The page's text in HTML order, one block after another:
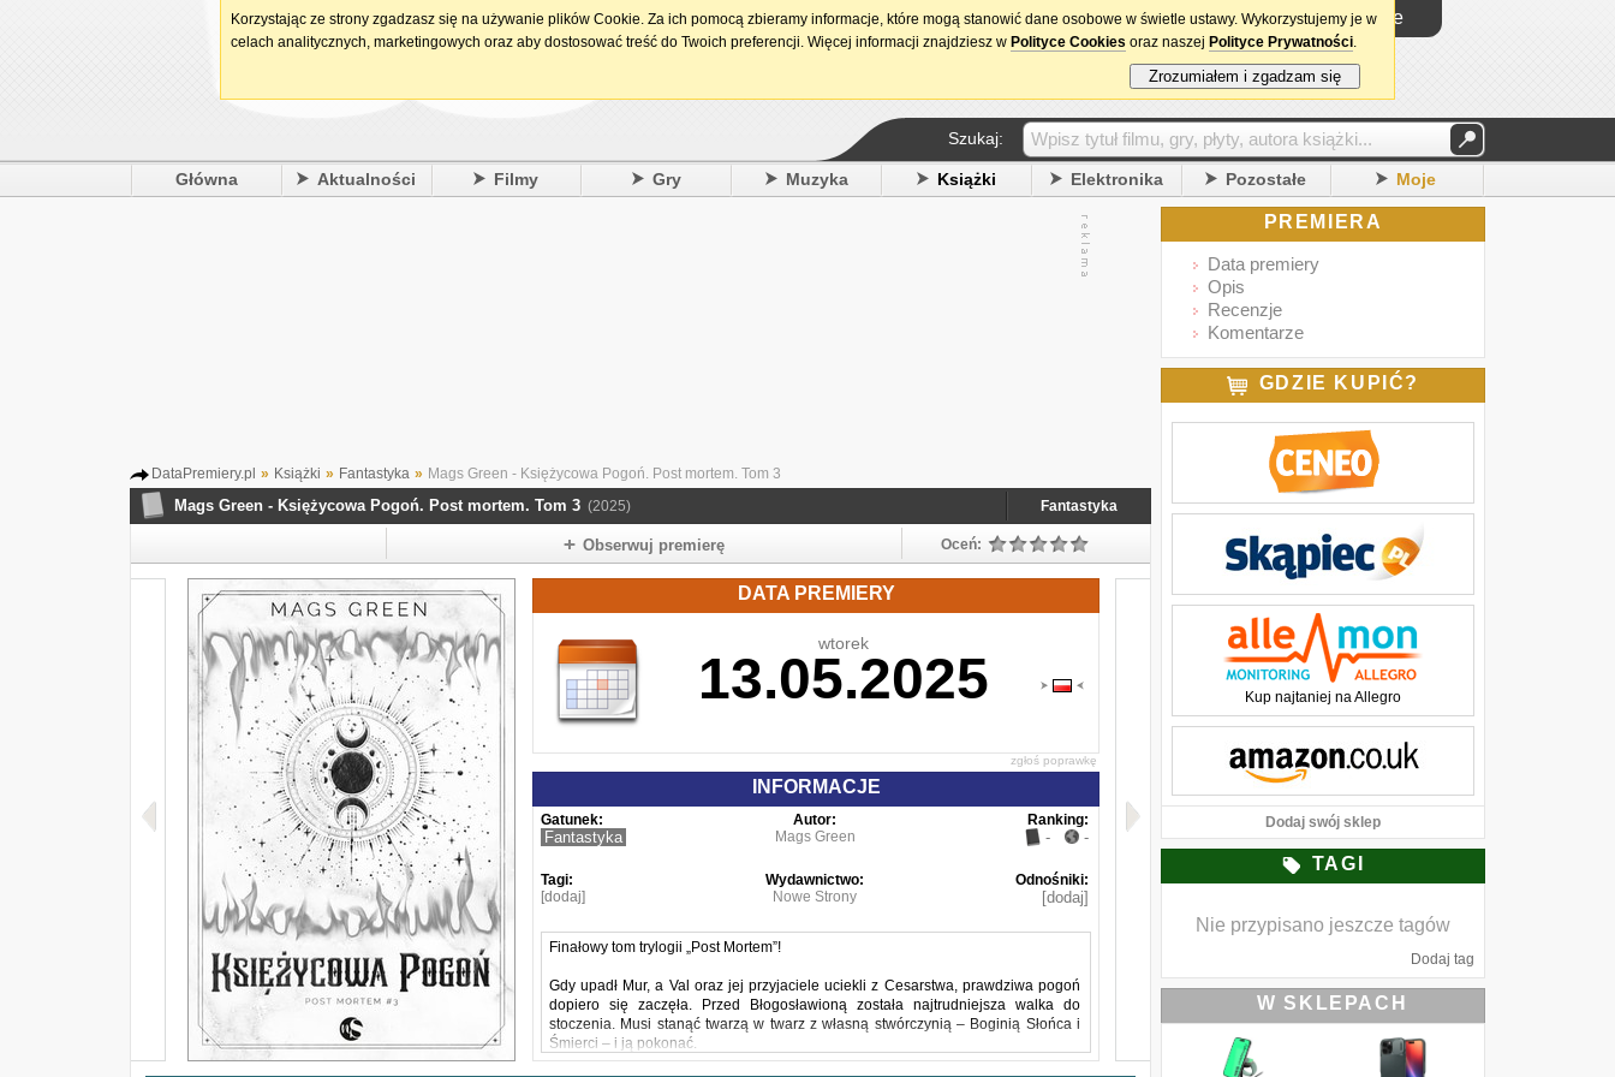
15. urodziny DataPremiery.pl Logowanie
Szukaj:
Główna Aktualności Filmy Gry Muzyka Książki Elektronika Pozostałe Moje
DataPremiery.pl » Książki » Fantastyka » Mags Green - Księżycowa Pogoń. Post mortem. Tom 3
Mags Green - Księżycowa Pogoń. Post mortem. Tom 3 (2025) Fantastyka
Obserwuj premierę Oceń:
DATA PREMIERY
wtorek
13.05.2025
zgłoś poprawkę
INFORMACJE
Gatunek:
Fantastyka
Autor:
Mags Green
Ranking:
- -
Tagi:
[dodaj]
Wydawnictwo:
Nowe Strony
Odnośniki:
[dodaj]
Finałowy tom trylogii „Post Mortem”!
Gdy upadł Mur, a Val oraz jej przyjaciele uciekli z Cesarstwa, prawdziwa pogoń
dopiero się zaczęła. Przed Błogosławioną została najtrudniejsza walka do
stoczenia. Musi stanąć twarzą w twarz z własną stwórczynią – Boginią Słońca i
Śmierci – i ją pokonać.
PREMIERA
Data premiery
Opis
Recenzje
Komentarze
GDZIE KUPIĆ?
Kup najtaniej na Allegro
Dodaj swój sklep
TAGI
Nie przypisano jeszcze tagów
Dodaj tag
W SKLEPACH
Korzystając ze strony zgadzasz się na używanie plików Cookie. Za ich pomocą zbieramy informacje, które mogą stanowić dane osobowe w świetle ustawy. Wykorzystujemy je w
celach analitycznych, marketingowych oraz aby dostosować treść do Twoich preferencji. Więcej informacji znajdziesz w Polityce Cookies oraz naszej Polityce Prywatności.
Zrozumiałem i zgadzam się